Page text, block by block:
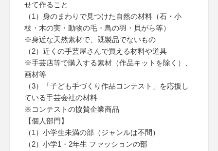
せて作ること
（1）身のまわりで見つけた自然の材料（石・小
枝・木の実・動物の毛・鳥の羽・貝がら等）
※身近な天然素材で、既製品でないもの
（2）近くの手芸屋さんで買える材料や道具
※手芸店等で購入する素材（作品キットを除く）、
画材等
（3）「子ども手づくり作品コンテスト」を応援し
ている手芸会社の材料
※コンテストの協賛企業商品
【個人部門】
（1）小学生未満の部（ジャンルは不問）
（2）小学1・2年生 ファッションの部